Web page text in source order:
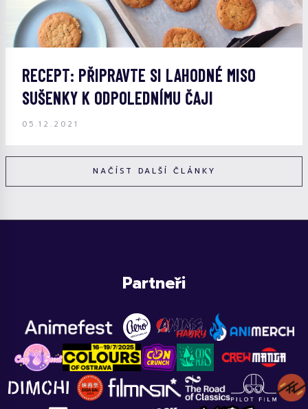
RECEPT: PŘIPRAVTE SI LAHODNÉ MISO
SUŠENKY K ODPOLEDNÍMU ČAJI
05.12.2021
NAČÍST DALŠÍ ČLÁNKY
Partneři